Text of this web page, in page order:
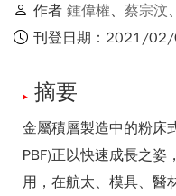
作者 鍾偉權、 蔡宗汶、
刊登日期：2021/
摘要
金屬積層製造中的粉床
PBF)正以快速成長之
用，在航太、模具、醫